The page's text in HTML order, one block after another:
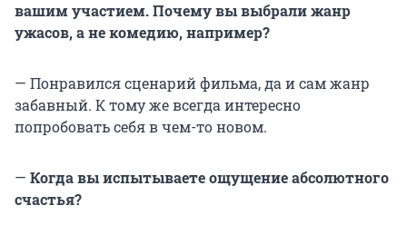
вашим участием. Почему вы выбрали жанр
ужасов, а не комедию, например?
— Понравился сценарий фильма, да и сам жанр
забавный. К тому же всегда интересно
попробовать себя в чем-то новом.
— Когда вы испытываете ощущение абсолютного
счастья?